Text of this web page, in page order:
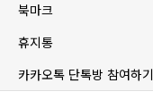
북마크
휴지통
카카오톡 단톡방 참여하기